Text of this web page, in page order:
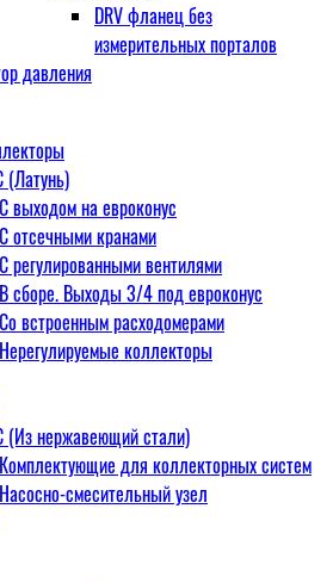
DRV фланец без
измерительных порталов
давления
(Латунь)
С выходом на евроконус
С отсечными кранами
С регулированными вентилями
В сборе. Выходы 3/4 под евроконус
Со встроенным расходомерами
Нерегулируемые коллекторы
(Из нержавеющий стали)
Комплектующие для коллекторных систем
Насосно-смесительный узел